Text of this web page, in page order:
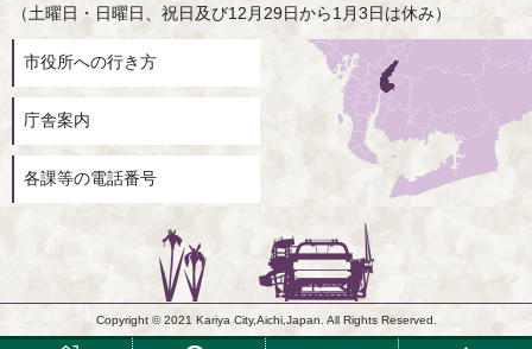
（土曜日・日曜日、祝日及び12月29日から1月3日は休み）
市役所への行き方
庁舎案内
各課等の電話番号
Copyright © 2021 Kariya City,Aichi,Japan. All Rights Reserved.